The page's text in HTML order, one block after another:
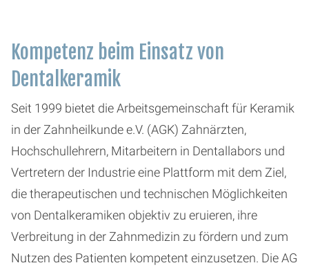
Kompetenz beim Einsatz von
Dentalkeramik
Seit 1999 bietet die Arbeitsgemeinschaft für Keramik
in der Zahnheilkunde e.V. (AGK) Zahnärzten,
Hochschullehrern, Mitarbeitern in Dentallabors und
Vertretern der Industrie eine Plattform mit dem Ziel,
die therapeutischen und technischen Möglichkeiten
von Dentalkeramiken objektiv zu eruieren, ihre
Verbreitung in der Zahnmedizin zu fördern und zum
Nutzen des Patienten kompetent einzusetzen. Die AG